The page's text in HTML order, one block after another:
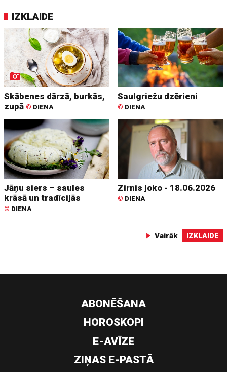
IZKLAIDE
Skābenes dārzā, burkās,
zupā © DIENA
Saulgriežu dzērieni
© DIENA
Jāņu siers – saules
krāsā un tradīcijās
© DIENA
Zirnis joko - 18.06.2026
© DIENA
Vairāk IZKLAIDE
ABONĒŠANA
HOROSKOPI
E-AVĪZE
ZIŅAS E-PASTĀ